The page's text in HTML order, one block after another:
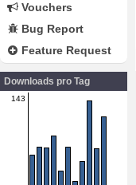
Vouchers
Bug Report
Feature Request
Downloads pro Tag
143